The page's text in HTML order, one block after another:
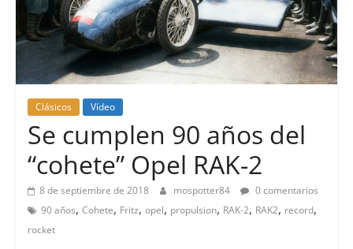
Clásicos Vídeo
Se cumplen 90 años del
“cohete” Opel RAK-2
8 de septiembre de 2018 mospotter84
0 comentarios
90 años, Cohete, Fritz, opel, propulsion, RAK-2, RAK2, record,
rocket